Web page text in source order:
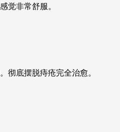
觉非常舒服。
彻底摆脱痔疮完全治愈。